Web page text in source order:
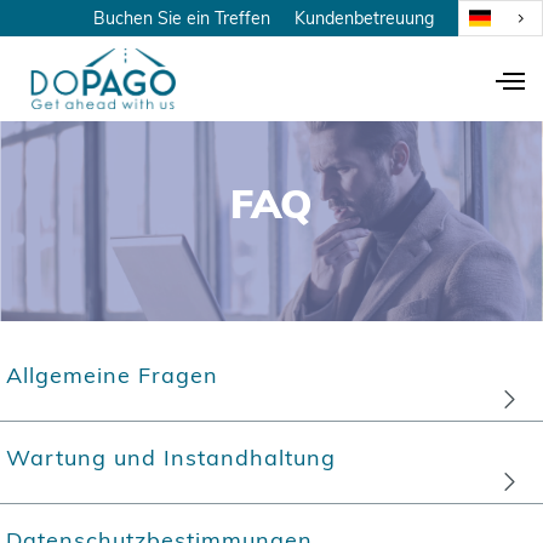
Buchen Sie ein Treffen Kundenbetreuung
FAQ
Allgemeine Fragen
Wartung und Instandhaltung